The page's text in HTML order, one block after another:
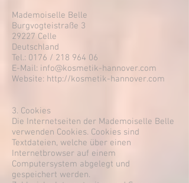
Mademoiselle Belle
Burgvogteistraße 3
29227 Celle
Deutschland
Tel.: 0176 / 218 964 06
E-Mail: info@kosmetik-hannover.com
Website: http://kosmetik-hannover.com
3. Cookies
Die Internetseiten der Mademoiselle Belle
verwenden Cookies. Cookies sind
Textdateien, welche über einen
Internetbrowser auf einem
Computersystem abgelegt und
gespeichert werden.